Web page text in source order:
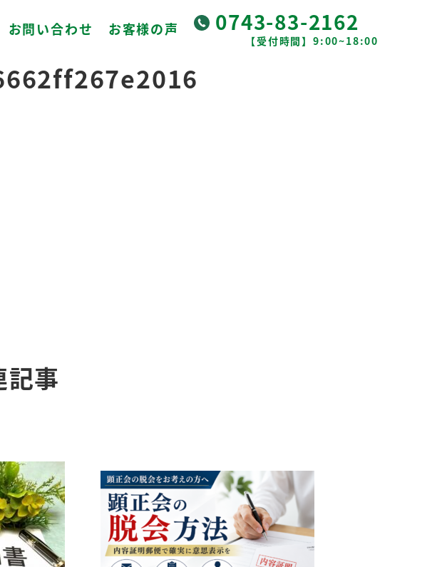
お問い合わせ お客様の声 0743-83-2162
【受付時間】9:00~18:00
記事